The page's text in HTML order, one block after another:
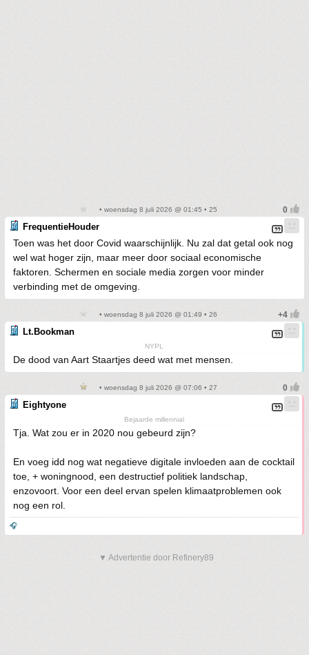
• woensdag 8 juli 2026 @ 01:45 • 25
FrequentieHouder
Toen was het door Covid waarschijnlijk. Nu zal dat getal ook nog
wel wat hoger zijn, maar meer door sociaal economische
faktoren. Schermen en sociale media zorgen voor minder
verbinding met de omgeving.
• woensdag 8 juli 2026 @ 01:49 • 26
Lt.Bookman
NYPL
De dood van Aart Staartjes deed wat met mensen.
• woensdag 8 juli 2026 @ 07:06 • 27
Eightyone
Bejaarde millennial
Tja. Wat zou er in 2020 nou gebeurd zijn?
En voeg idd nog wat negatieve digitale invloeden aan de cocktail
toe, + woningnood, een destructief politiek landschap,
enzovoort. Voor een deel ervan spelen klimaatproblemen ook
nog een rol.
🎧
▼ Advertentie door Refinery89